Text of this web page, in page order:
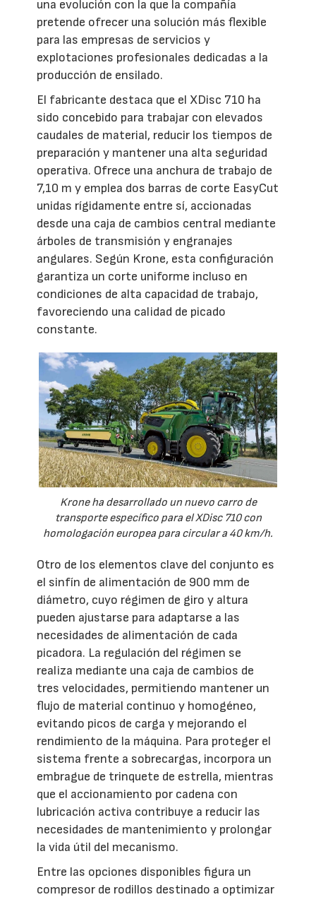
una evolución con la que la compañía
pretende ofrecer una solución más flexible
para las empresas de servicios y
explotaciones profesionales dedicadas a la
producción de ensilado.
El fabricante destaca que el XDisc 710 ha
sido concebido para trabajar con elevados
caudales de material, reducir los tiempos de
preparación y mantener una alta seguridad
operativa. Ofrece una anchura de trabajo de
7,10 m y emplea dos barras de corte EasyCut
unidas rígidamente entre sí, accionadas
desde una caja de cambios central mediante
árboles de transmisión y engranajes
angulares. Según Krone, esta configuración
garantiza un corte uniforme incluso en
condiciones de alta capacidad de trabajo,
favoreciendo una calidad de picado
constante.
Krone ha desarrollado un nuevo carro de
transporte específico para el XDisc 710 con
homologación europea para circular a 40 km/h.
Otro de los elementos clave del conjunto es
el sinfín de alimentación de 900 mm de
diámetro, cuyo régimen de giro y altura
pueden ajustarse para adaptarse a las
necesidades de alimentación de cada
picadora. La regulación del régimen se
realiza mediante una caja de cambios de
tres velocidades, permitiendo mantener un
flujo de material continuo y homogéneo,
evitando picos de carga y mejorando el
rendimiento de la máquina. Para proteger el
sistema frente a sobrecargas, incorpora un
embrague de trinquete de estrella, mientras
que el accionamiento por cadena con
lubricación activa contribuye a reducir las
necesidades de mantenimiento y prolongar
la vida útil del mecanismo.
Entre las opciones disponibles figura un
compresor de rodillos destinado a optimizar